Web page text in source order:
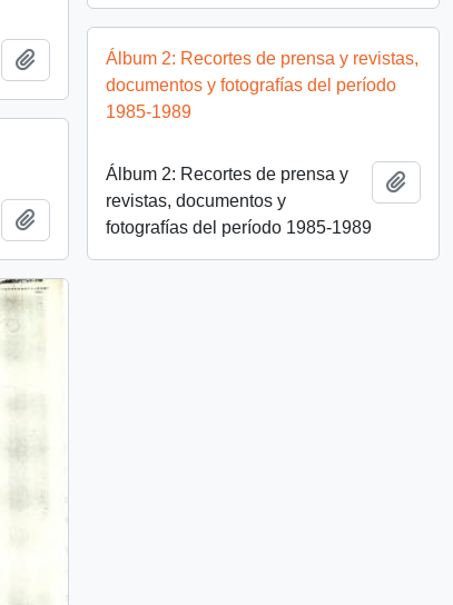
Añadir al portapapeles
Álbum 2: Recortes de prensa y revistas,
documentos y fotografías del período
1985-1989
Álbum 2: Recortes de prensa y
revistas, documentos y
fotografías del período 1985-1989
Añadir al portapapeles